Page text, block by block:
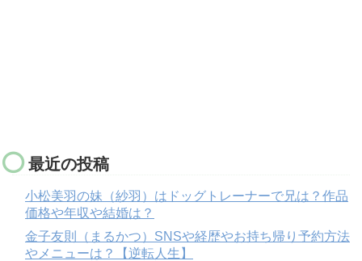
最近の投稿
小松美羽の妹（紗羽）はドッグトレーナーで兄は？作品
価格や年収や結婚は？
金子友則（まるかつ）SNSや経歴やお持ち帰り予約方法
やメニューは？【逆転人生】